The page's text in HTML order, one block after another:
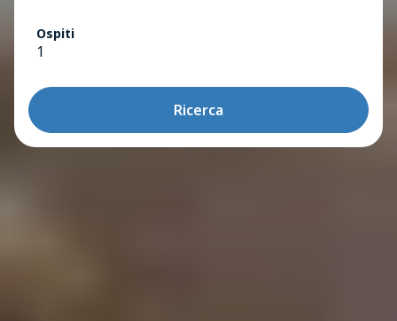
Ospiti
1
Ricerca